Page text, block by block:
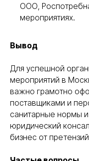
ООО,
мероприятиях.
Вывод
Для успешной
мероприятий в
важно грамотно
поставщиками и
санитарные нормы
юридический
бизнес от